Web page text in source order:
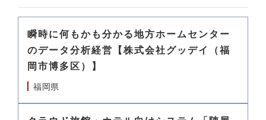
瞬時に何もかも分かる地方ホームセンター
のデータ分析経営【株式会社グッデイ（福
岡市博多区）】
福岡県